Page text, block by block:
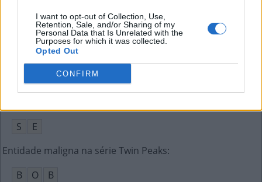
I want to opt-out of Collection, Use,
Retention, Sale, and/or Sharing of my
Personal Data that Is Unrelated with the
Purposes for which it was collected.
Opted Out
CONFIRM
B
João __, um dos criadores do Plano Cruzado
A
D
S
E
Entidade maligna na série Twin Peaks:
B
O
B